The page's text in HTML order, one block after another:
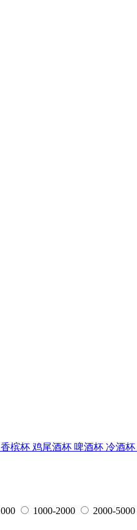
香槟杯 鸡尾酒杯 啤酒杯 冷酒杯
1000-2000 2000-5000